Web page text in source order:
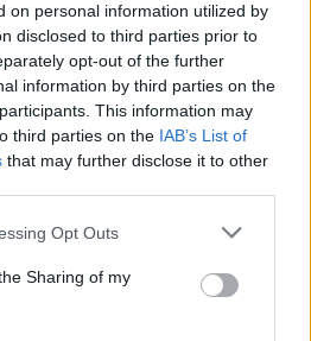
on personal information utilized by
disclosed to third parties prior to
opt-out of the further
information by third parties on the
This information may
third parties on the IAB’s List of
that may further disclose it to other
app uses one or more Google
usage behaviour. You may click to
and its third-party tags to
purposes in below Google
Opt Outs
Sharing of my
Követem
#VALÓVILÁG11